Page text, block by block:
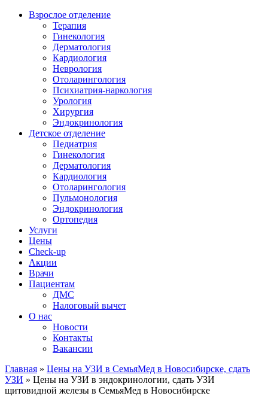
Взрослое отделение
Терапия
Гинекология
Дерматология
Кардиология
Неврология
Отоларингология
Психиатрия-наркология
Урология
Хирургия
Эндокринология
Детское отделение
Педиатрия
Гинекология
Дерматология
Кардиология
Отоларингология
Пульмонология
Эндокринология
Ортопедия
Услуги
Цены
Check-up
Акции
Врачи
Пациентам
ДМС
Налоговый вычет
О нас
Новости
Контакты
Вакансии
Главная » Цены на УЗИ в СемьяМед в Новосибирске, сдать
УЗИ » Цены на УЗИ в эндокринологии, сдать УЗИ
щитовидной железы в СемьяМед в Новосибирске